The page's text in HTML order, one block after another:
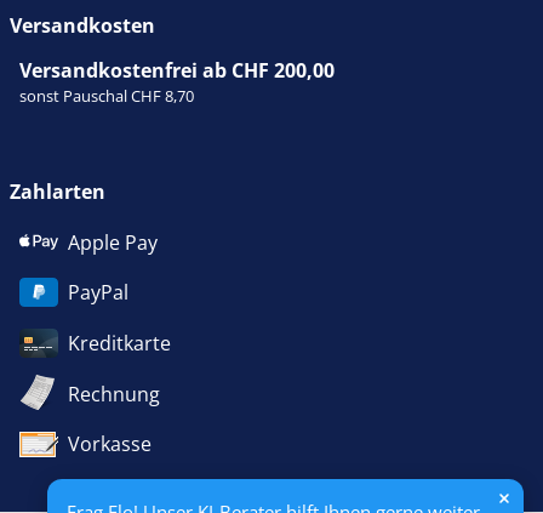
Versandkosten
Versandkostenfrei ab CHF 200,00
sonst Pauschal CHF 8,70
Zahlarten
Apple Pay
PayPal
Kreditkarte
Rechnung
Vorkasse